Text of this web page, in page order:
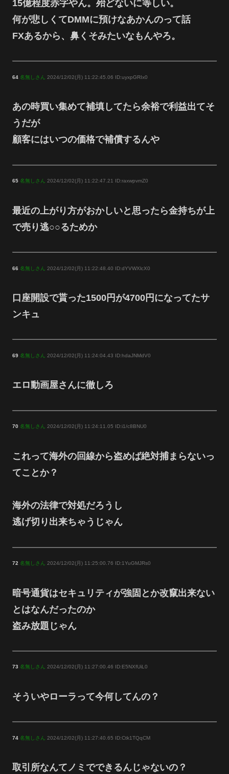
15億程度赤字やん。殆どないに等しい。
何が悲しくてDMMに預けなあかんのって話
FXあるから、鼻くそみたいなもんやろ。
64 名無しさん 2024/12/02(月) 11:22:45.06 ID:uyxpGRIx0
あの時買い集めて補填してたら余裕で利益出てそ
うだが
顧客にはいつの価格で補償するんや
65 名無しさん 2024/12/02(月) 11:22:47.21 ID:raxwpvmZ0
最近の上がり方がおかしいと思ったら金持ちが上
で売り逃○○るためか
66 名無しさん 2024/12/02(月) 11:22:48.40 ID:dYVWXlcX0
口座開設で貰った1500円が4700円になってたサ
ンキュ
69 名無しさん 2024/12/02(月) 11:24:04.43 ID:hdaJNMdV0
エロ動画屋さんに徹しろ
70 名無しさん 2024/12/02(月) 11:24:11.05 ID:i1/c8BNU0
これって海外の回線から盗めば絶対捕まらないっ
てことか？
海外の法律で対処だろうし
逃げ切り出来ちゃうじゃん
72 名無しさん 2024/12/02(月) 11:25:00.76 ID:1YuGMJRs0
暗号通貨はセキュリティが強固とか改竄出来ない
とはなんだったのか
盗み放題じゃん
73 名無しさん 2024/12/02(月) 11:27:00.46 ID:E5NXfUiL0
そういやローラって今何してんの？
74 名無しさん 2024/12/02(月) 11:27:40.65 ID:Ctk1TQqCM
取引所なんてノミでできるんじゃないの？